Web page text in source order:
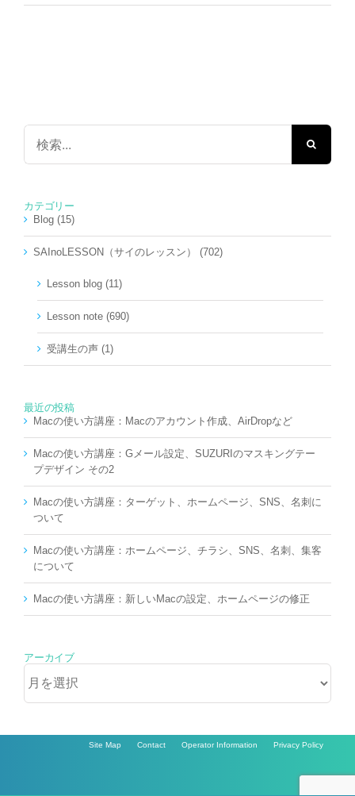
検
…
カテゴリー
Blog (15)
SAInoLESSON（サイのレッスン） (702)
Lesson blog (11)
Lesson note (690)
受講生の声 (1)
最近の投稿
Macの使い方講座：Macのアカウント作成、AirDropなど
Macの使い方講座：Gメール設定、SUZURIのマスキングテー
プデザイン その2
Macの使い方講座：ターゲット、ホームページ、SNS、名刺に
ついて
Macの使い方講座：ホームページ、チラシ、SNS、名刺、集客
について
Macの使い方講座：新しいMacの設定、ホームページの修正
アーカイブ
ー
カ
ブ
Site Map Contact Operator Information Privacy Policy